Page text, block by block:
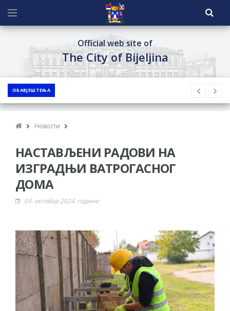
Official web site of
The City of Bijeljina
ОБАВЈЕШТЕЊА
Новости
НАСТАВЉЕНИ РАДОВИ НА
ИЗГРАДЊИ ВАТРОГАСНОГ
ДОМА
03. октобар 2024. године